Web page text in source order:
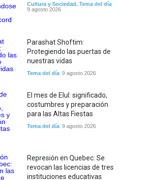
Cultura y Sociedad, Tema del día
9 agosto 2026
Parashat Shoftim:
Protegiendo las puertas de
nuestras vidas
Tema del día 9 agosto 2026
El mes de Elul: significado,
costumbres y preparación
para las Altas Fiestas
Tema del día 9 agosto 2026
Represión en Quebec: Se
revocan las licencias de tres
instituciones educativas